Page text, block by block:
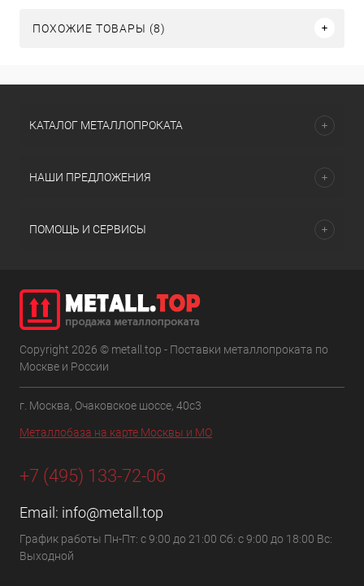
ПОХОЖИЕ ТОВАРЫ (8)
КАТАЛОГ МЕТАЛЛОПРОКАТА
НАШИ ПРЕДЛОЖЕНИЯ
ПОМОЩЬ И СЕРВИСЫ
Copyright 2026 © metall.top - Поставки металлопроката по
Москве и России
г. Москва, Очаковское шоссе, 40с3
Металлобаза на карте Москвы и МО
+7 (495) 133-72-06
Email: info@metall.top
График работы Пн-Пт: с 9:00 до 21:00 Сб: с 9:00 до 18:00 Вс:
Выходной